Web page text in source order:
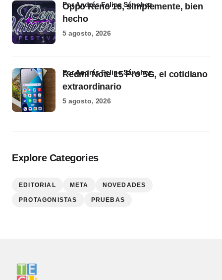
Oppo Reno 16, simplemente, bien
hecho
por Andrés Felipe Sánchez
5 agosto, 2026
Redmi Note 15 Pro 5G, el cotidiano
extraordinario
por Andrés Felipe Sánchez
5 agosto, 2026
Explore Categories
EDITORIAL META NOVEDADES
PROTAGONISTAS PRUEBAS